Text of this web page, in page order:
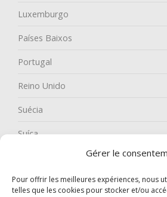
Gérer le
Pour offrir les meilleures expériences, nous
telles que les cookies pour stocker et/ou
Luxemburgo
Países Baixos
Portugal
Reino Unido
Suécia
Suíça